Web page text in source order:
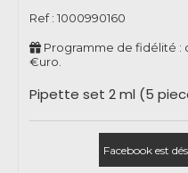
Ref : 1000990160
Programme de fidélité :
€uro.
Pipette set 2 ml (5
Facebook est